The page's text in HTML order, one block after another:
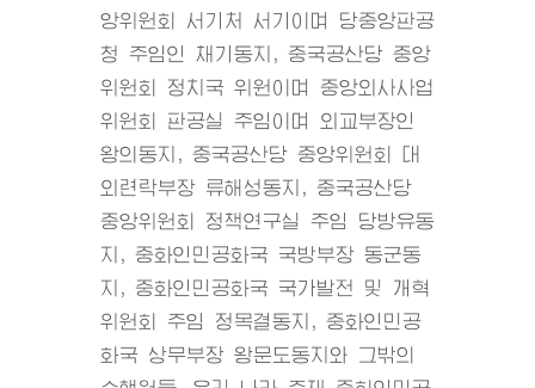
앙위원회 서기처 서기이며 당중앙판공
청 주임인 채기동지, 중국공산당 중앙
위원회 정치국 위원이며 중앙외사사업
위원회 판공실 주임이며 외교부장인
왕의동지, 중국공산당 중앙위원회 대
외련락부장 류해성동지, 중국공산당
중앙위원회 정책연구실 주임 당방유동
지, 중화인민공화국 국방부장 동군동
지, 중화인민공화국 국가발전 및 개혁
위원회 주임 정목결동지, 중화인민공
화국 상무부장 왕문도동지와 그밖의